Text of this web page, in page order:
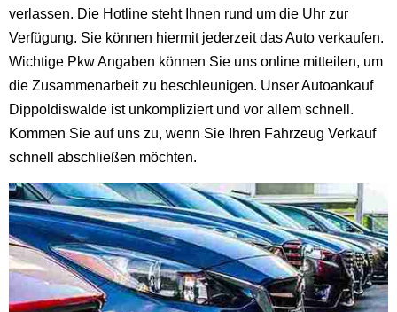
verlassen. Die Hotline steht Ihnen rund um die Uhr zur
Verfügung. Sie können hiermit jederzeit das Auto verkaufen.
Wichtige Pkw Angaben können Sie uns online mitteilen, um
die Zusammenarbeit zu beschleunigen. Unser Autoankauf
Dippoldiswalde ist unkompliziert und vor allem schnell.
Kommen Sie auf uns zu, wenn Sie Ihren Fahrzeug Verkauf
schnell abschließen möchten.